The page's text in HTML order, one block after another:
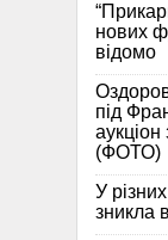
нових
відомо
під
аукціон
(ФОТО)
У
зникла